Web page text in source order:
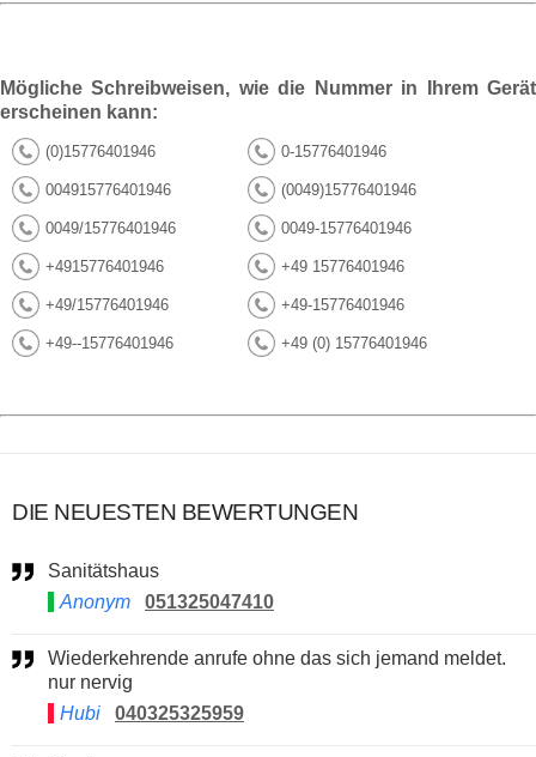
Mögliche Schreibweisen, wie die Nummer in Ihrem Gerät
erscheinen kann:
(0)15776401946 0-15776401946
004915776401946 (0049)15776401946
0049/15776401946 0049-15776401946
+4915776401946 +49 15776401946
+49/15776401946 +49-15776401946
+49--15776401946 +49 (0) 15776401946
DIE NEUESTEN BEWERTUNGEN
Sanitätshaus
Anonym
051325047410
Wiederkehrende anrufe ohne das sich jemand meldet.
nur nervig
Hubi
040325325959